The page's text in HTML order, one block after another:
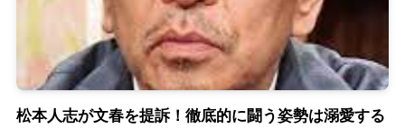
松本人志が文春を提訴！徹底的に闘う姿勢は溺愛する